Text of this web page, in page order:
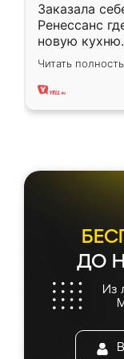
Заказала
Ренессанс
новую
вполне
два года,
Читать
ДО
Из